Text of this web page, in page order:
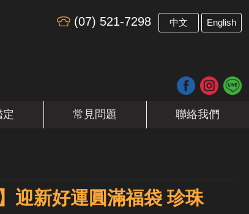
(07) 521-7298 中文 English
定 常見問題 聯絡我們
迎新好運圓滿福袋 珍珠